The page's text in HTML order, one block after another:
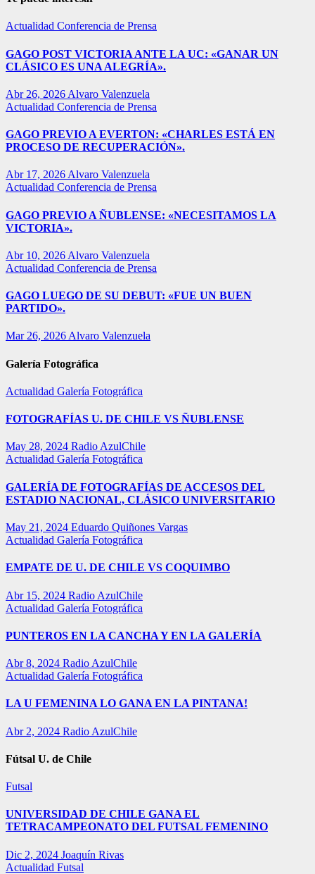
Actualidad Conferencia de Prensa
GAGO POST VICTORIA ANTE LA UC: «GANAR UN
CLÁSICO ES UNA ALEGRÍA».
Abr 26, 2026 Alvaro Valenzuela
Actualidad Conferencia de Prensa
GAGO PREVIO A EVERTON: «CHARLES ESTÁ EN
PROCESO DE RECUPERACIÓN».
Abr 17, 2026 Alvaro Valenzuela
Actualidad Conferencia de Prensa
GAGO PREVIO A ÑUBLENSE: «NECESITAMOS LA
VICTORIA».
Abr 10, 2026 Alvaro Valenzuela
Actualidad Conferencia de Prensa
GAGO LUEGO DE SU DEBUT: «FUE UN BUEN
PARTIDO».
Mar 26, 2026Alvaro Valenzuela
Galería Fotográfica
Actualidad Galería Fotográfica
FOTOGRAFÍAS U. DE CHILE VS ÑUBLENSE
May 28, 2024 Radio AzulChile
Actualidad Galería Fotográfica
GALERÍA DE FOTOGRAFÍAS DE ACCESOS DEL
ESTADIO NACIONAL, CLÁSICO UNIVERSITARIO
May 21, 2024 Eduardo Quiñones Vargas
Actualidad Galería Fotográfica
EMPATE DE U. DE CHILE VS COQUIMBO
Abr 15, 2024 Radio AzulChile
Actualidad Galería Fotográfica
PUNTEROS EN LA CANCHA Y EN LA GALERÍA
Abr 8, 2024 Radio AzulChile
Actualidad Galería Fotográfica
LA U FEMENINA LO GANA EN LA PINTANA!
Abr 2, 2024 Radio AzulChile
Fútsal U. de Chile
Futsal
UNIVERSIDAD DE CHILE GANA EL
TETRACAMPEONATO DEL FUTSAL FEMENINO
Dic 2, 2024 Joaquín Rivas
Actualidad Futsal